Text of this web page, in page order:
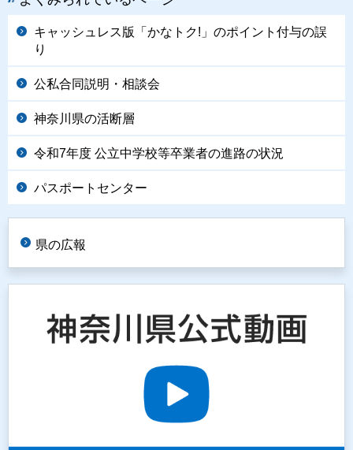
キャッシュレス版「かなトク!」のポイント付与の誤
り
公私合同説明・相談会
神奈川県の活断層
令和7年度 公立中学校等卒業者の進路の状況
パスポートセンター
県の広報